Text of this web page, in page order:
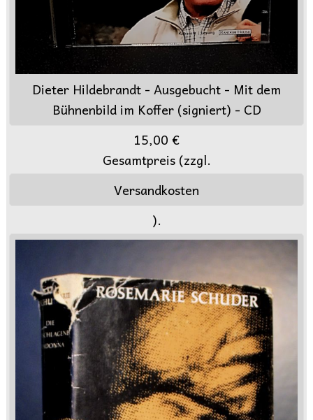
Dieter Hildebrandt - Ausgebucht - Mit dem
Bühnenbild im Koffer (signiert) - CD
15,00 €
Gesamtpreis (zzgl.
Versandkosten
).